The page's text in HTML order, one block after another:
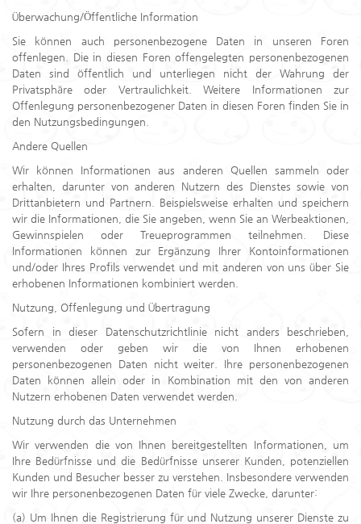
Überwachung/Öffentliche Information
Sie können auch personenbezogene Daten in unseren Foren
offenlegen. Die in diesen Foren offengelegten personenbezogenen
Daten sind öffentlich und unterliegen nicht der Wahrung der
Privatsphäre oder Vertraulichkeit. Weitere Informationen zur
Offenlegung personenbezogener Daten in diesen Foren finden Sie in
den Nutzungsbedingungen.
Andere Quellen
Wir können Informationen aus anderen Quellen sammeln oder
erhalten, darunter von anderen Nutzern des Dienstes sowie von
Drittanbietern und Partnern. Beispielsweise erhalten und speichern
wir die Informationen, die Sie angeben, wenn Sie an Werbeaktionen,
Gewinnspielen oder Treueprogrammen teilnehmen. Diese
Informationen können zur Ergänzung Ihrer Kontoinformationen
und/oder Ihres Profils verwendet und mit anderen von uns über Sie
erhobenen Informationen kombiniert werden.
Nutzung, Offenlegung und Übertragung
Sofern in dieser Datenschutzrichtlinie nicht anders beschrieben,
verwenden oder geben wir die von Ihnen erhobenen
personenbezogenen Daten nicht weiter. Ihre personenbezogenen
Daten können allein oder in Kombination mit den von anderen
Nutzern erhobenen Daten verwendet werden.
Nutzung durch das Unternehmen
Wir verwenden die von Ihnen bereitgestellten Informationen, um
Ihre Bedürfnisse und die Bedürfnisse unserer Kunden, potenziellen
Kunden und Besucher besser zu verstehen. Insbesondere verwenden
wir Ihre personenbezogenen Daten für viele Zwecke, darunter:
(a) Um Ihnen die Registrierung für und Nutzung unserer Dienste zu